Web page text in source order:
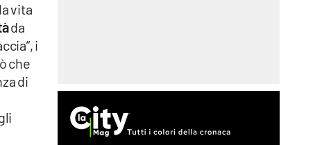
vita
da
i
che
di